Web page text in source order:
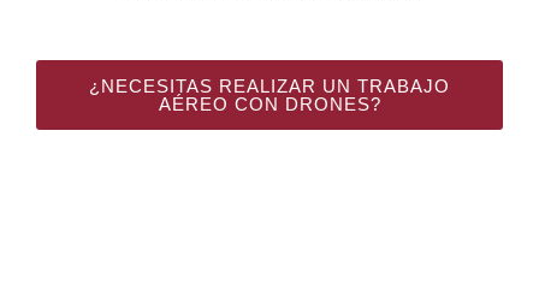
¿NECESITAS REALIZAR UN TRABAJO
AÉREO CON DRONES?